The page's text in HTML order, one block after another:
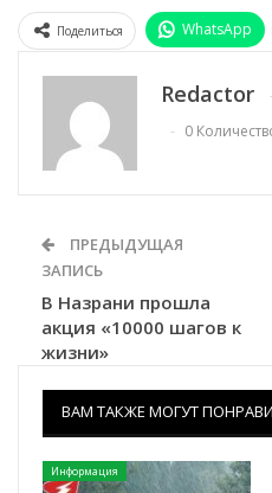
Поделиться WhatsApp
Redactor
0
ПРЕДЫДУЩАЯ
ЗАПИСЬ
В Назрани прошла
акция «10000 шагов к
жизни»
ВАМ ТАКЖЕ МОГУТ
Информация